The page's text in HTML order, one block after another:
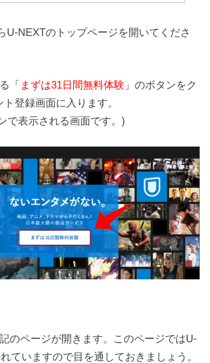
U-NEXTのトップページを開いてくださ
「 まずは31日間無料体験 」のボタンをク
登録画面に入ります。
で表示される画面です。)
のページが開きます。このページではU-
ていますので目を通しておきましょう。